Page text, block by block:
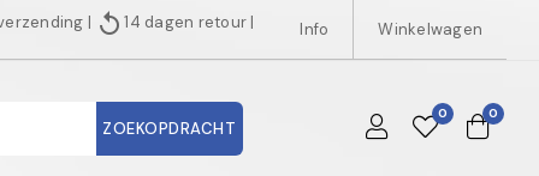
| replay14 dagen retour | Info Winkelwagen
ZOEKOPDRACHT
0 0